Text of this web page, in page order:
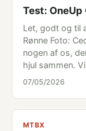
Test:
Let, godt og til
Rønne Foto:
nogen af os,
hjul sammen.
07/05/2026
MTBX